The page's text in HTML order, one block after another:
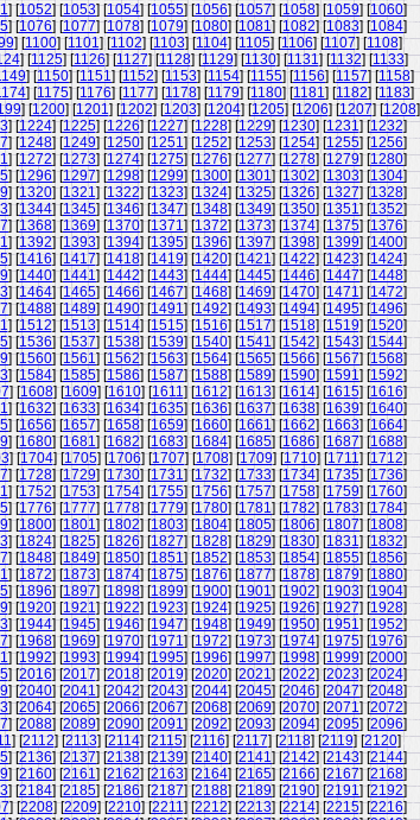
] [1052] [1053] [1054] [1055] [1056] [1057] [1058] [1059] [1060]
] [1076] [1077] [1078] [1079] [1080] [1081] [1082] [1083] [1084]
] [1100] [1101] [1102] [1103] [1104] [1105] [1106] [1107] [1108]
] [1125] [1126] [1127] [1128] [1129] [1130] [1131] [1132] [1133]
] [1150] [1151] [1152] [1153] [1154] [1155] [1156] [1157] [1158]
] [1175] [1176] [1177] [1178] [1179] [1180] [1181] [1182] [1183]
] [1200] [1201] [1202] [1203] [1204] [1205] [1206] [1207] [1208]
] [1224] [1225] [1226] [1227] [1228] [1229] [1230] [1231] [1232]
] [1248] [1249] [1250] [1251] [1252] [1253] [1254] [1255] [1256]
] [1272] [1273] [1274] [1275] [1276] [1277] [1278] [1279] [1280]
] [1296] [1297] [1298] [1299] [1300] [1301] [1302] [1303] [1304]
] [1320] [1321] [1322] [1323] [1324] [1325] [1326] [1327] [1328]
] [1344] [1345] [1346] [1347] [1348] [1349] [1350] [1351] [1352]
] [1368] [1369] [1370] [1371] [1372] [1373] [1374] [1375] [1376]
] [1392] [1393] [1394] [1395] [1396] [1397] [1398] [1399] [1400]
] [1416] [1417] [1418] [1419] [1420] [1421] [1422] [1423] [1424]
] [1440] [1441] [1442] [1443] [1444] [1445] [1446] [1447] [1448]
] [1464] [1465] [1466] [1467] [1468] [1469] [1470] [1471] [1472]
] [1488] [1489] [1490] [1491] [1492] [1493] [1494] [1495] [1496]
] [1512] [1513] [1514] [1515] [1516] [1517] [1518] [1519] [1520]
] [1536] [1537] [1538] [1539] [1540] [1541] [1542] [1543] [1544]
] [1560] [1561] [1562] [1563] [1564] [1565] [1566] [1567] [1568]
] [1584] [1585] [1586] [1587] [1588] [1589] [1590] [1591] [1592]
] [1608] [1609] [1610] [1611] [1612] [1613] [1614] [1615] [1616]
] [1632] [1633] [1634] [1635] [1636] [1637] [1638] [1639] [1640]
] [1656] [1657] [1658] [1659] [1660] [1661] [1662] [1663] [1664]
] [1680] [1681] [1682] [1683] [1684] [1685] [1686] [1687] [1688]
] [1704] [1705] [1706] [1707] [1708] [1709] [1710] [1711] [1712]
] [1728] [1729] [1730] [1731] [1732] [1733] [1734] [1735] [1736]
] [1752] [1753] [1754] [1755] [1756] [1757] [1758] [1759] [1760]
] [1776] [1777] [1778] [1779] [1780] [1781] [1782] [1783] [1784]
] [1800] [1801] [1802] [1803] [1804] [1805] [1806] [1807] [1808]
] [1824] [1825] [1826] [1827] [1828] [1829] [1830] [1831] [1832]
] [1848] [1849] [1850] [1851] [1852] [1853] [1854] [1855] [1856]
] [1872] [1873] [1874] [1875] [1876] [1877] [1878] [1879] [1880]
] [1896] [1897] [1898] [1899] [1900] [1901] [1902] [1903] [1904]
] [1920] [1921] [1922] [1923] [1924] [1925] [1926] [1927] [1928]
] [1944] [1945] [1946] [1947] [1948] [1949] [1950] [1951] [1952]
] [1968] [1969] [1970] [1971] [1972] [1973] [1974] [1975] [1976]
] [1992] [1993] [1994] [1995] [1996] [1997] [1998] [1999] [2000]
] [2016] [2017] [2018] [2019] [2020] [2021] [2022] [2023] [2024]
] [2040] [2041] [2042] [2043] [2044] [2045] [2046] [2047] [2048]
] [2064] [2065] [2066] [2067] [2068] [2069] [2070] [2071] [2072]
] [2088] [2089] [2090] [2091] [2092] [2093] [2094] [2095] [2096]
] [2112] [2113] [2114] [2115] [2116] [2117] [2118] [2119] [2120]
] [2136] [2137] [2138] [2139] [2140] [2141] [2142] [2143] [2144]
] [2160] [2161] [2162] [2163] [2164] [2165] [2166] [2167] [2168]
] [2184] [2185] [2186] [2187] [2188] [2189] [2190] [2191] [2192]
] [2208] [2209] [2210] [2211] [2212] [2213] [2214] [2215] [2216]